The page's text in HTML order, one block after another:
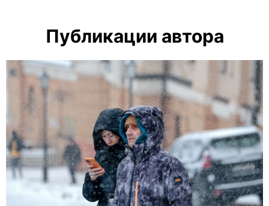
Публикации автора